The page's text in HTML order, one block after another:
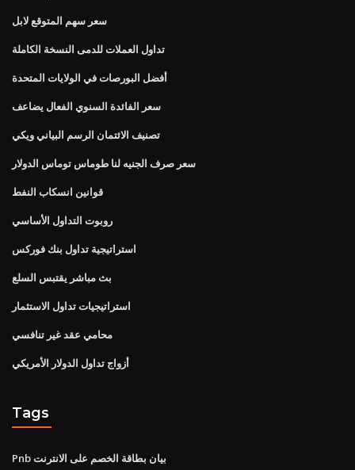
سعر سهم المتوقع لابل
تداول العملات للدمى النسخة الكاملة
أفضل البورصات في الولايات المتحدة
سعر الفائدة السنوي الفعال يضاعف
تصنيف الائتمان الرسم البياني ويكي
سعر صرف الجنيه لنا طوماس توماس الدولار
قوانين انسكاب النفط
روبوت التداول الأساسي
استراتيجية تداول بنك فوركس
بث مباشر يقتبس السلع
استراتيجيات تداول الاستثمار
محامي عقد غير تنافسي
أزواج تداول الدولار الأمريكي
Tags
Pnb بيان بطاقة الخصم على الانترنت